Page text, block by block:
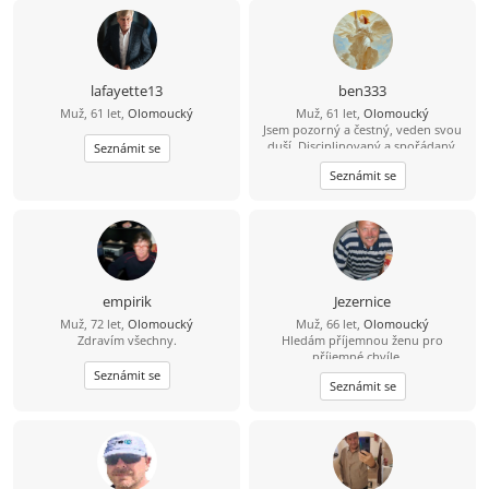
divadlo, hudba, turistika, výlety na
kole či autem..) i obejmutí se... a
když to bude fungovat tak i častěji,
nebo i společné žití. Žijme TEĎ,
minuty se vlečou, ale roky
nenávratně utíkají,,,
lafayette13
Muž, 61 let, Olomoucký
Seznámit se
ben333
Muž, 61 let, Olomoucký
Jsem pozorný a čestný, veden svou
duší. Disciplinovaný a spořádaný.
Umím pilotovat letadlo, pokud bys
chtěl letět se mnou. Roky bolesti a
vytrvalosti vybudovaly to, kým jsem
spřízněnou duši.
Seznámit se
empirik
Muž, 72 let, Olomoucký
Zdravím všechny.
Seznámit se
Jezernice
Muž, 66 let, Olomoucký
Hledám příjemnou ženu pro
příjemné chvíle....
Seznámit se